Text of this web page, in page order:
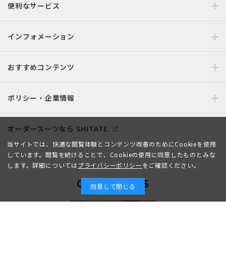
便利なサービス
インフォメーション
おすすめコンテンツ
ポリシー・企業情報
オーダースーツなら SHITATE
OFFICIAL SNS
当サイトでは、快適な閲覧体験とコンテンツ改善のためにCookieを使用
しています。閲覧を続けることで、Cookieの使用に同意したものとみな
します。詳細についてはプライバシーポリシーをご確認ください。
同意して閉じる